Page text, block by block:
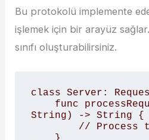
Bu protokolü implemente
işlemek için bir arayüz
sınıfı oluşturabilirsiniz.
class Server:
String) -> String {